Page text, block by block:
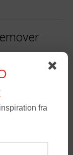
– Mød
i
HOLD I
fra